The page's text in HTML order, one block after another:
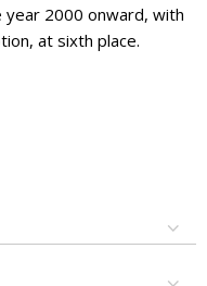
2000 onward, with
at sixth place.